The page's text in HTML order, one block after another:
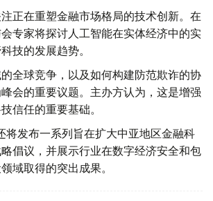
正在重塑金融市场格局的技术创新。在
专家将探讨人工智能在实体经济中的实
技的发展趋势。
全球竞争，以及如何构建防范欺诈的协
会的重要议题。主办方认为，这是增强
信任的重要基础。
发布一系列旨在扩大中亚地区金融科
倡议，并展示行业在数字经济安全和包
域取得的突出成果。